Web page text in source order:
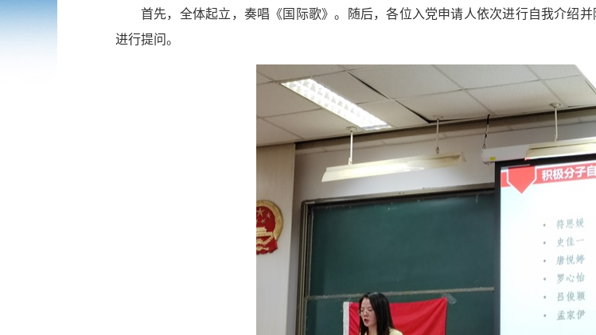
首先，全体起立，奏唱《国际歌》。随后，各位入党申请人依次进行自我介绍
进行提问。